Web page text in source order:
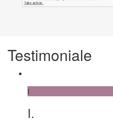
Testimoniale
I
I.